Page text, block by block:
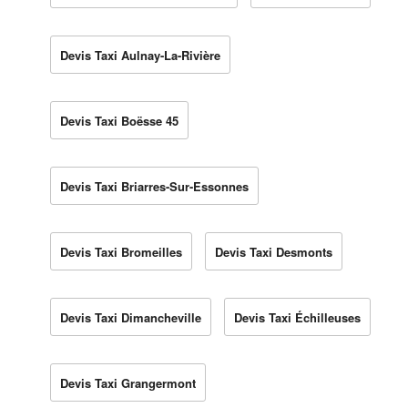
Devis Taxi Aulnay-La-Rivière
Devis Taxi Boësse 45
Devis Taxi Briarres-Sur-Essonnes
Devis Taxi Bromeilles Devis Taxi Desmonts
Devis Taxi Dimancheville Devis Taxi Échilleuses
Devis Taxi Grangermont